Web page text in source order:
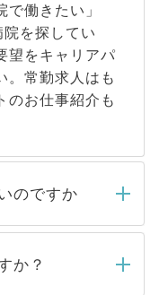
で働きたい」
院を探してい
望をキャリアパ
。常勤求人はも
のお仕事紹介も
のですか
弊社担当者がご
メールもしくは
か？